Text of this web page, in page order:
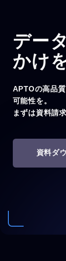
デー
かけ
APTOの高品
可能性を。
まずは資料請
資料ダ